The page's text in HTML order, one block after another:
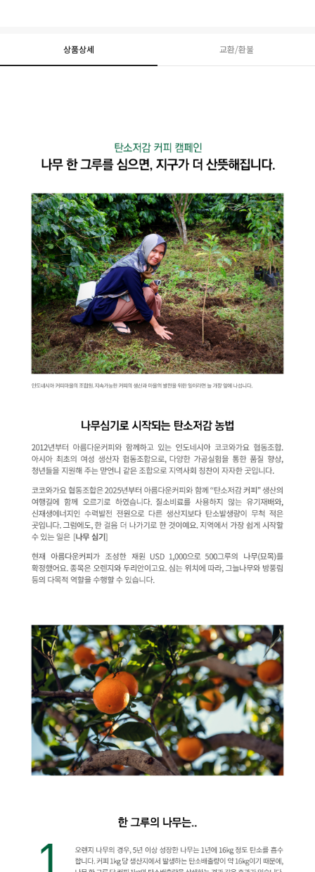
상품상세 교환/환불